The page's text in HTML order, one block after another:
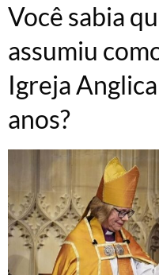
Você sabia
assumiu
Igreja
anos?